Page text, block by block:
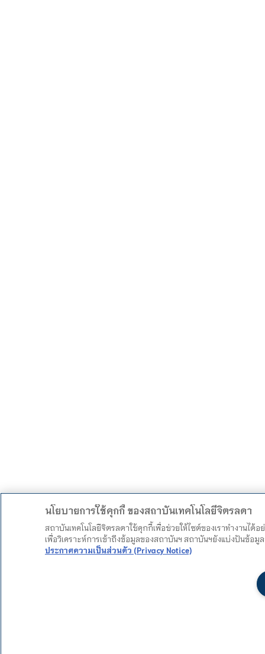
นโยบายการใช้คุกกี้ ของสถาบันเทคโนโลยีจิตรลดา
สถาบันเทคโนโลยีจิตรลดาใช้คุกกี้เพื่อช่วยให้ไซต์ของเราทำงานไ
เพื่อวิเคราะห์การเข้าถึงข้อมูลของสถาบันฯ สถาบันฯยังแบ่งปันข้อ
ประกาศความเป็นส่วนตัว (Privacy Notice)